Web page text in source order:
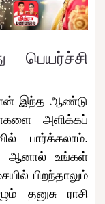
பெயர்ச்சி
இந்த ஆண்டு
அளிக்கப்
பார்க்கலாம்.
ஆனால் உங்கள்
பிறந்தாலும்
தனுசு ராசி